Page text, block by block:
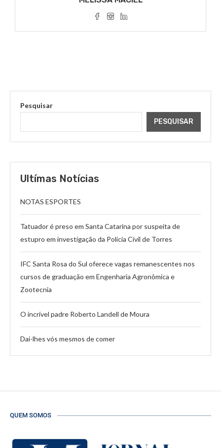
Pesquisar
PESQUISAR
Ultímas Notícias
NOTAS ESPORTES
Tatuador é preso em Santa Catarina por suspeita de
estupro em investigação da Polícia Civil de Torres
IFC Santa Rosa do Sul oferece vagas remanescentes nos
cursos de graduação em Engenharia Agronômica e
Zootecnia
O incrível padre Roberto Landell de Moura
Dai-lhes vós mesmos de comer
QUEM SOMOS